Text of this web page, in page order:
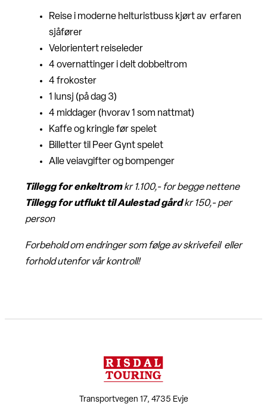
Reise i moderne helturistbuss kjørt av erfaren
sjåfører
Velorientert reiseleder
4 overnattinger i delt dobbeltrom
4 frokoster
1 lunsj (på dag 3)
4 middager (hvorav 1 som nattmat)
Kaffe og kringle før spelet
Billetter til Peer Gynt spelet
Alle veiavgifter og bompenger
Tillegg for enkeltromkr 1.100,- for begge nettene
Tillegg for utflukt til Aulestad gårdkr 150,- per
person
Forbehold om endringer som følge av skrivefeil eller
forhold utenfor vår kontroll!
Transportvegen 17, 4735 Evje